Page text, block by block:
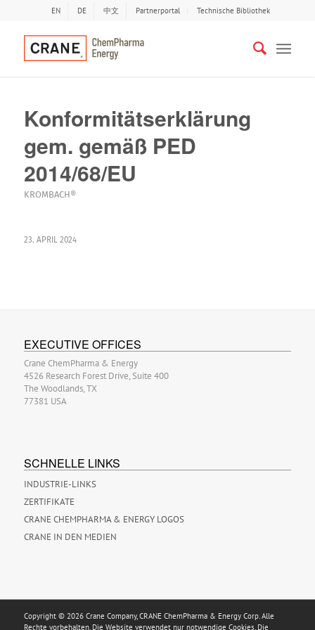
EN DE 中文 Partnerportal Technische Bibliothek
Konformitätserklärung
gem. gemäß PED
2014/68/EU
KROMBACH®
23. APRIL 2024
EXECUTIVE OFFICES
Crane ChemPharma & Energy
4526 Research Forest Drive, Suite 400
The Woodlands, TX
77381 USA
SCHNELLE LINKS
INDUSTRIE-LINKS
ZERTIFIKATE
CRANE CHEMPHARMA & ENERGY LOGOS
CRANE IN DEN MEDIEN
Copyright © 2026 Crane Company, CRANE ChemPharma & Energy Corp. Alle
Rechte vorbehalten. Die Website verwendet nur notwendige Cookies. Die